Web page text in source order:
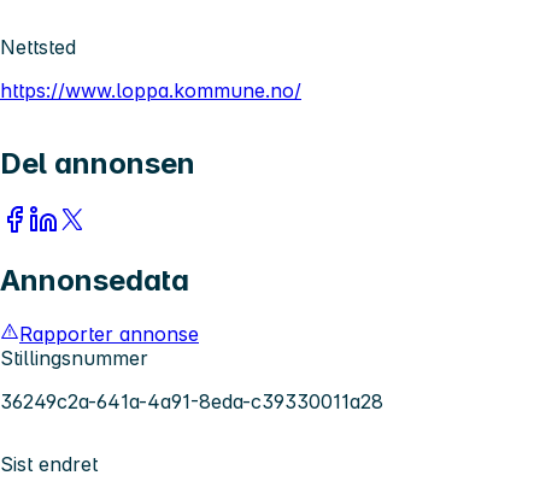
Nettsted
https://www.loppa.kommune.no/
Del annonsen
Annonsedata
Rapporter annonse
Stillingsnummer
36249c2a-641a-4a91-8eda-c39330011a28
Sist endret